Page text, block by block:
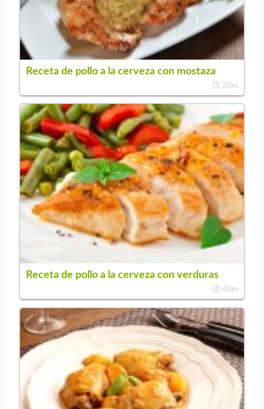
Receta de pollo a la cerveza con mostaza
20m
Receta de pollo a la cerveza con verduras
40m